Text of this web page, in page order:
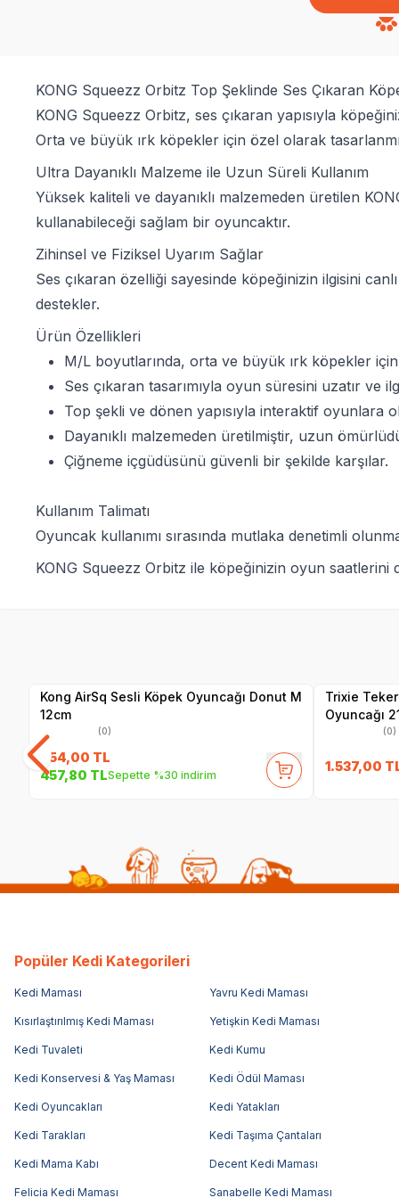
KONG Squeezz Orbitz Top Şeklinde Ses Çıkaran
KONG Squeezz Orbitz, ses çıkaran yapısıyla
Orta ve büyük ırk köpekler için özel olarak
Ultra Dayanıklı Malzeme ile Uzun Süreli Kullanım
Yüksek kaliteli ve dayanıklı malzemeden üretilen
kullanabileceği sağlam bir oyuncaktır.
Zihinsel ve Fiziksel Uyarım Sağlar
Ses çıkaran özelliği sayesinde köpeğinizin ilgisini
destekler.
Ürün Özellikleri
M/L boyutlarında, orta ve büyük ırk köpekler
Ses çıkaran tasarımıyla oyun süresini uzatır ve
Top şekli ve dönen yapısıyla interaktif oyunlara
Dayanıklı malzemeden üretilmiştir, uzun
Çiğneme içgüdüsünü güvenli bir şekilde karşılar.
Kullanım Talimatı
Oyuncak kullanımı sırasında mutlaka denetimli
KONG Squeezz Orbitz ile köpeğinizin oyun
Kong AirSq Sesli Köpek Oyuncağı Donut M
12cm
(0)
654,00 TL
457,80 TLSepette %30 indirim
Trixie
Oyuncağı
(0)
1.537,00
Popüler Kedi Kategorileri
Kedi Maması Yavru Kedi Maması
Kısırlaştırılmış Kedi Maması Yetişkin Kedi Maması
Kedi Tuvaleti Kedi Kumu
Kedi Konservesi & Yaş Maması Kedi Ödül Maması
Kedi Oyuncakları Kedi Yatakları
Kedi Tarakları Kedi Taşıma Çantaları
Kedi Mama Kabı Decent Kedi Maması
Felicia Kedi Maması Sanabelle Kedi Maması